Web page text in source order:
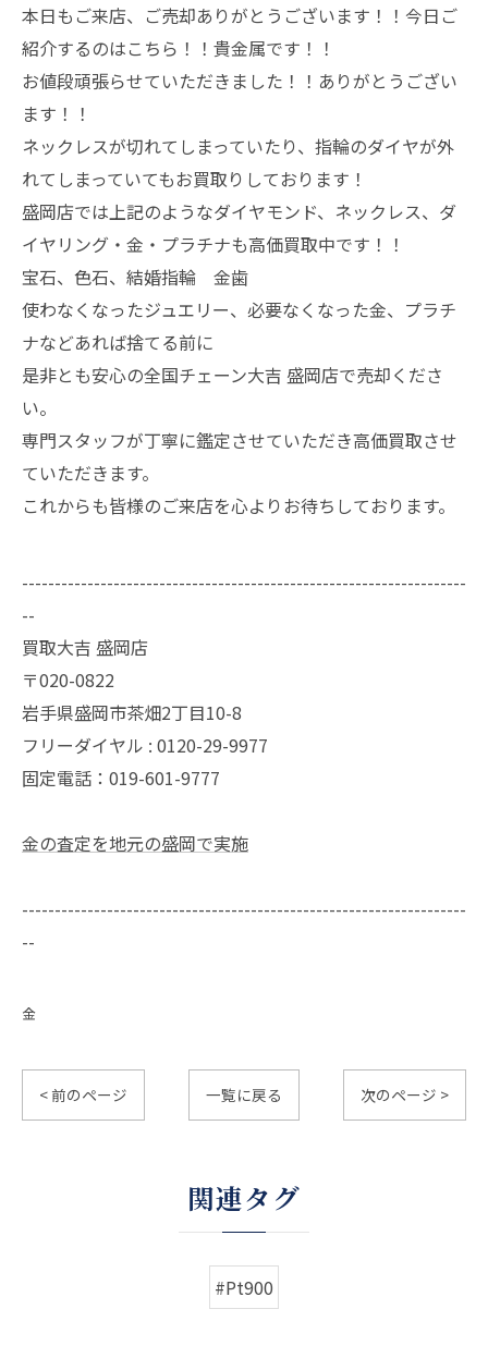
本日もご来店、ご売却ありがとうございます！！今日ご
紹介するのはこちら！！貴金属です！！
お値段頑張らせていただきました！！ありがとうござい
ます！！
ネックレスが切れてしまっていたり、指輪のダイヤが外
れてしまっていてもお買取りしております！
盛岡店では上記のようなダイヤモンド、ネックレス、ダ
イヤリング・金・プラチナも高価買取中です！！
宝石、色石、結婚指輪 金歯
使わなくなったジュエリー、必要なくなった金、プラチ
ナなどあれば捨てる前に
是非とも安心の全国チェーン大吉 盛岡店で売却くださ
い。
専門スタッフが丁寧に鑑定させていただき高価買取させ
ていただきます。
これからも皆様のご来店を心よりお待ちしております。
--------------------------------------------------------------------
--
買取大吉 盛岡店
〒020-0822
岩手県盛岡市茶畑2丁目10-8
フリーダイヤル : 0120-29-9977
固定電話：019-601-9777
金の査定を地元の盛岡で実施
--------------------------------------------------------------------
--
金
< 前のページ 一覧に戻る 次のページ >
関連タグ
#Pt900